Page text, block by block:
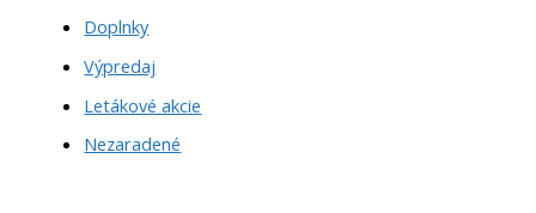
Doplnky
Výpredaj
Letákové akcie
Nezaradené